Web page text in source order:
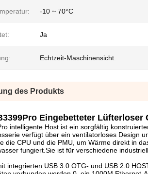
-10 ~ 70°C
Ja
Echtzeit-Maschinensicht.
des Produkts
Eingebetteter Lüfterloser
intelligente Host ist ein sorgfältig
verfügt über ein ventilatorloses Design
die CPU und die PMU, um Wärme direkt in
fungiert.Sie ist für verschiedene
integrierten USB 3.0 OTG- und USB 2.0